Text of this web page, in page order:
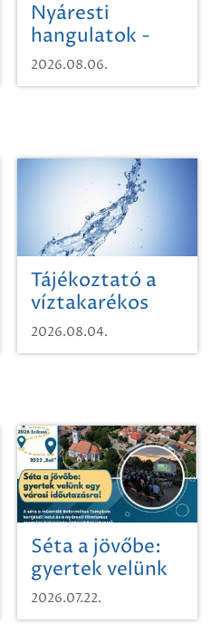
Nyáresti
hangulatok -
Mágnás Miska
2026.08.06.
Tájékoztató a
víztakarékos
vízhasználatról
2026.08.04.
Séta a jövőbe:
gyertek velünk
egy városi
időutazásra!
2026.07.22.